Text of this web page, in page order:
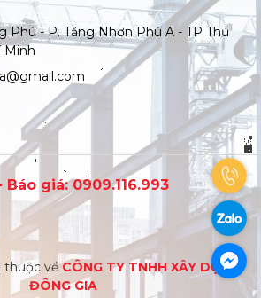
Phú - P. Tăng Nhơn Phú A - TP Thủ
Minh
giá: 0909.116.993
thuộc vềCÔNG TY TNHH XÂY DỰNG
ĐÔNG GIA